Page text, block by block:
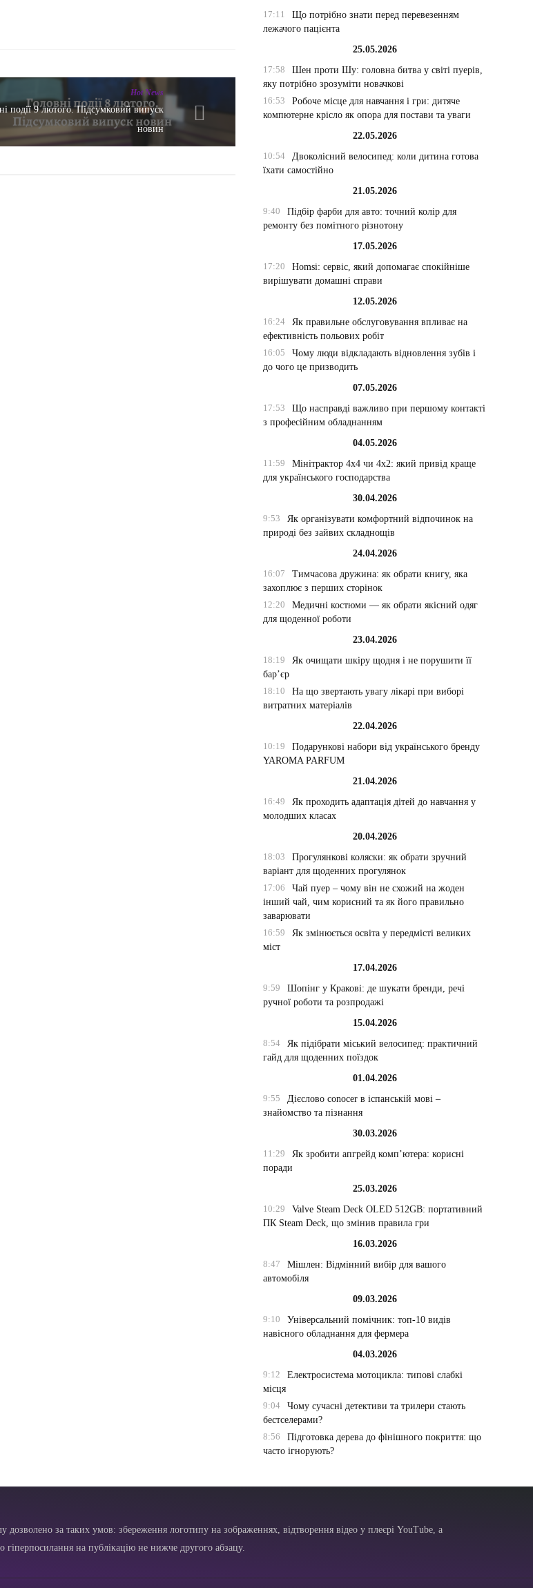
Hot News
події 9 лютого. Підсумковий випуск
новин
17:11
Що потрібно знати перед перевезенням
лежачого пацієнта
25.05.2026
17:58
Шен проти Шу: головна битва у світі пуерів,
яку потрібно зрозуміти новачкові
16:53
Робоче місце для навчання і гри: дитяче
компютерне крісло як опора для постави та уваги
22.05.2026
10:54
Двоколісний велосипед: коли дитина готова
їхати самостійно
21.05.2026
9:40
Підбір фарби для авто: точний колір для
ремонту без помітного різнотону
17.05.2026
17:20
Homsi: сервіс, який допомагає спокійніше
вирішувати домашні справи
12.05.2026
16:24
Як правильне обслуговування впливає на
ефективність польових робіт
16:05
Чому люди відкладають відновлення зубів і
до чого це призводить
07.05.2026
17:53
Що насправді важливо при першому контакті
з професійним обладнанням
04.05.2026
11:59
Мінітрактор 4х4 чи 4х2: який привід краще
для українського господарства
30.04.2026
9:53
Як організувати комфортний відпочинок на
природі без зайвих складнощів
24.04.2026
16:07
Тимчасова дружина: як обрати книгу, яка
захоплює з перших сторінок
12:20
Медичні костюми — як обрати якісний одяг
для щоденної роботи
23.04.2026
18:19
Як очищати шкіру щодня і не порушити її
бар’єр
18:10
На що звертають увагу лікарі при виборі
витратних матеріалів
22.04.2026
10:19
Подарункові набори від українського бренду
YAROMA PARFUM
21.04.2026
16:49
Як проходить адаптація дітей до навчання у
молодших класах
20.04.2026
18:03
Прогулянкові коляски: як обрати зручний
варіант для щоденних прогулянок
17:06
Чай пуер – чому він не схожий на жоден
інший чай, чим корисний та як його правильно
заварювати
16:59
Як змінюється освіта у передмісті великих
міст
17.04.2026
9:59
Шопінг у Кракові: де шукати бренди, речі
ручної роботи та розпродажі
15.04.2026
8:54
Як підібрати міський велосипед: практичний
гайд для щоденних поїздок
01.04.2026
9:55
Дієслово conocer в іспанській мові –
знайомство та пізнання
30.03.2026
11:29
Як зробити апгрейд комп’ютера: корисні
поради
25.03.2026
10:29
Valve Steam Deck OLED 512GB: портативний
ПК Steam Deck, що змінив правила гри
16.03.2026
8:47
Мішлен: Відмінний вибір для вашого
автомобіля
09.03.2026
9:10
Універсальний помічник: топ-10 видів
навісного обладнання для фермера
04.03.2026
9:12
Електросистема мотоцикла: типові слабкі
місця
9:04
Чому сучасні детективи та трилери стають
бестселерами?
8:56
Підготовка дерева до фінішного покриття: що
часто ігнорують?
за таких умов: збереження логотипу на зображеннях, відтворення відео у плеєрі YouTube, а
гіперпосилання на публікацію не нижче другого абзацу.